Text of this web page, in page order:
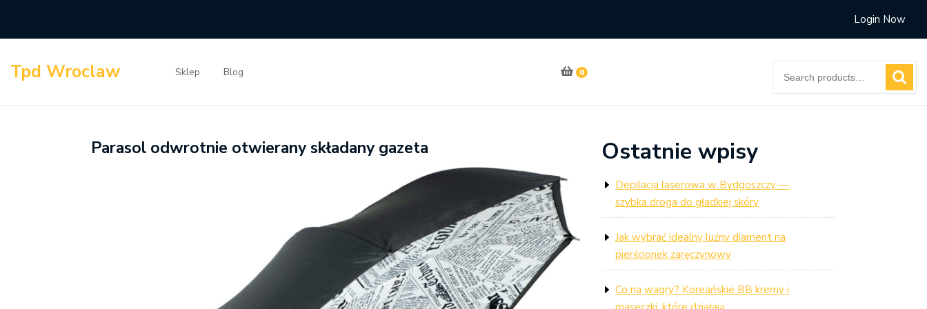
content
Login Now
Tpd Wroclaw Sklep Blog 0
for:
Parasol odwrotnie otwierany składany gazeta Ostatnie wpisy
Depilacja laserowa w Bydgoszczy —
szybka droga do gładkiej skóry
Jak wybrać idealny luźny diament na
pierścionek zaręczynowy
Co na wagry? Koreańskie BB kremy i